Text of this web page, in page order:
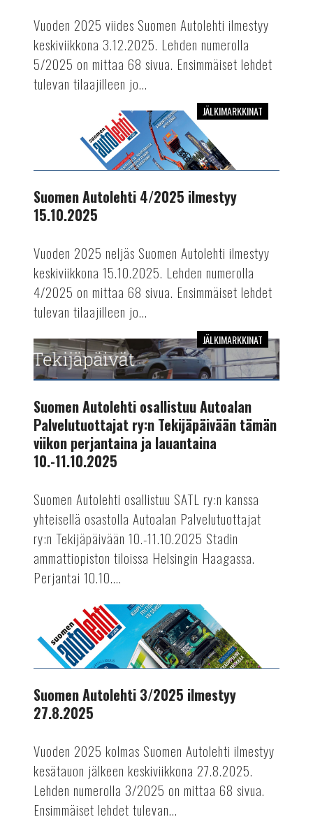
Vuoden 2025 viides Suomen Autolehti ilmestyy
keskiviikkona 3.12.2025. Lehden numerolla
5/2025 on mittaa 68 sivua. Ensimmäiset lehdet
tulevan tilaajilleen jo...
ilmestyy
JÄLKIMARKKINAT
Suomen Autolehti 4/2025 ilmestyy
15.10.2025
Vuoden 2025 neljäs Suomen Autolehti ilmestyy
keskiviikkona 15.10.2025. Lehden numerolla
4/2025 on mittaa 68 sivua. Ensimmäiset lehdet
tulevan tilaajilleen jo...
Suomen
Autolehti
osallistuu
Autoalan
Palvelutuottajat
ry:n
Tekijäpäivään
tämän
perjantaina
ja
lauantaina
10.-11.10.2025
JÄLKIMARKKINAT
Suomen Autolehti osallistuu Autoalan
Palvelutuottajat ry:n Tekijäpäivään tämän
viikon perjantaina ja lauantaina
10.-11.10.2025
Suomen Autolehti osallistuu SATL ry:n kanssa
yhteisellä osastolla Autoalan Palvelutuottajat
ry:n Tekijäpäivään 10.-11.10.2025 Stadin
ammattiopiston tiloissa Helsingin Haagassa.
Perjantai 10.10....
Autolehti
3/2025
ilmestyy
AUTOTEKNIIKKA
Suomen Autolehti 3/2025 ilmestyy
27.8.2025
Vuoden 2025 kolmas Suomen Autolehti ilmestyy
kesätauon jälkeen keskiviikkona 27.8.2025.
Lehden numerolla 3/2025 on mittaa 68 sivua.
Ensimmäiset lehdet tulevan...